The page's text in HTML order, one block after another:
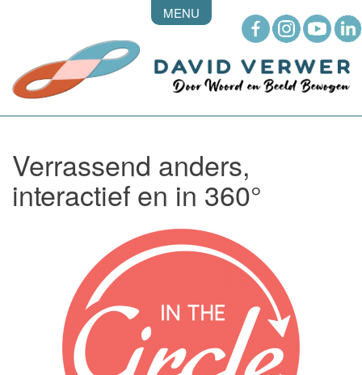
MENU
Verrassend anders,
interactief en in 360°